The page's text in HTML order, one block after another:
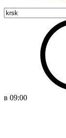
в 09:00